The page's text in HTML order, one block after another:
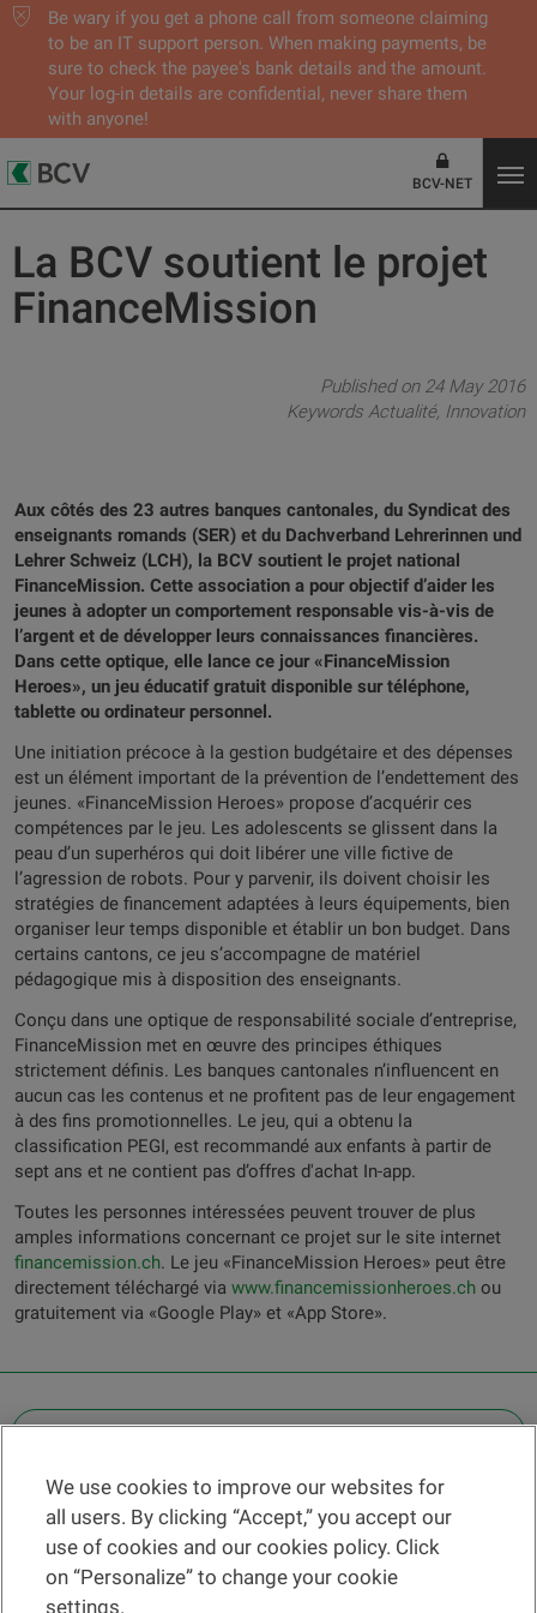
Be wary if you get a phone call from someone claiming
to be an IT support person. When making payments, be
sure to check the payee's bank details and the amount.
Your log-in details are confidential, never share them
with anyone!
BCV-NET
La BCV soutient le projet
FinanceMission
Published on 24 May 2016
Keywords Actualité Innovation
Aux côtés des 23 autres banques cantonales, du Syndicat des
enseignants romands (SER) et du Dachverband Lehrerinnen und
Lehrer Schweiz (LCH), la BCV soutient le projet national
FinanceMission. Cette association a pour objectif d’aider les
jeunes à adopter un comportement responsable vis-à-vis de
l’argent et de développer leurs connaissances financières.
Dans cette optique, elle lance ce jour «FinanceMission
Heroes», un jeu éducatif gratuit disponible sur téléphone,
tablette ou ordinateur personnel.
Une initiation précoce à la gestion budgétaire et des dépenses
est un élément important de la prévention de l’endettement des
jeunes. «FinanceMission Heroes» propose d’acquérir ces
compétences par le jeu. Les adolescents se glissent dans la
peau d’un superhéros qui doit libérer une ville fictive de
l’agression de robots. Pour y parvenir, ils doivent choisir les
stratégies de financement adaptées à leurs équipements, bien
organiser leur temps disponible et établir un bon budget. Dans
certains cantons, ce jeu s’accompagne de matériel
pédagogique mis à disposition des enseignants.
Conçu dans une optique de responsabilité sociale d’entreprise,
FinanceMission met en œuvre des principes éthiques
strictement définis. Les banques cantonales n’influencent en
aucun cas les contenus et ne profitent pas de leur engagement
à des fins promotionnelles. Le jeu, qui a obtenu la
classification PEGI, est recommandé aux enfants à partir de
sept ans et ne contient pas d’offres d'achat In-app.
Toutes les personnes intéressées peuvent trouver de plus
amples informations concernant ce projet sur le site internet
financemission.ch. Le jeu «FinanceMission Heroes» peut être
directement téléchargé via www.financemissionheroes.ch ou
gratuitement via «Google Play» et «App Store».
Find a branch
Help and contact
News
We use cookies to improve our websites for
all users. By clicking “Accept,” you accept our
use of cookies and our cookies policy. Click
on “Personalize” to change your cookie
settings.